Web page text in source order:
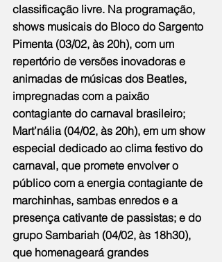
classificação livre. Na programação,
shows musicais do Bloco do Sargento
Pimenta (03/02, às 20h), com um
repertório de versões inovadoras e
animadas de músicas dos Beatles,
impregnadas com a paixão
contagiante do carnaval brasileiro;
Mart’nália (04/02, às 20h), em um show
especial dedicado ao clima festivo do
carnaval, que promete envolver o
público com a energia contagiante de
marchinhas, sambas enredos e a
presença cativante de passistas; e do
grupo Sambariah (04/02, às 18h30),
que homenageará grandes